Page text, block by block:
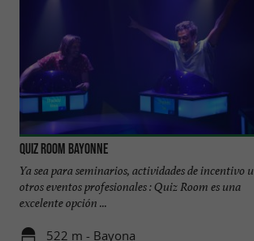
Quiz Room Bayonne
Ya sea para seminarios, actividades de incentivo u
otros eventos profesionales : Quiz Room es una
excelente opción ...
522 m - Bayona